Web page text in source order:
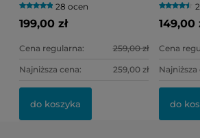
28 ocen
199,00 zł
Cena regularna: 259,00 zł
Najniższa cena: 259,00 zł
do koszyka
149,00
Cena
Najniższa
do